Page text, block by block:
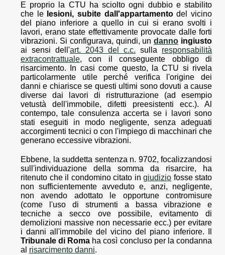
E proprio la CTU ha sciolto ogni dubbio e stabilito
che lelesioni, subite dall'appartamentodel vicino
del piano inferiore a quello in cui si erano svolti i
lavori, erano state effettivamente provocate dalle forti
vibrazioni. Si configurava, quindi, undanno ingiusto
ai sensi dell'art. 2043 del c.c. sulla responsabilità
extracontrattuale, con il conseguente obbligo di
risarcimento. In casi come questo, la CTU si rivela
particolarmente utile perché verifica l'origine dei
danni e chiarisce se questi ultimi sono dovuti a cause
diverse dai lavori di ristrutturazione (ad esempio
vetustà dell'immobile, difetti preesistenti ecc.). Al
contempo, tale consulenza accerta se i lavori sono
stati eseguiti in modo negligente, senza adeguati
accorgimenti tecnici o con l'impiego di macchinari che
generano eccessive vibrazioni.
Ebbene, la suddetta sentenza n. 9702, focalizzandosi
sull'individuazione della somma da risarcire, ha
ritenuto che il condomino citato in giudizio fosse stato
non sufficientemente avveduto e, anzi, negligente,
non avendo adottato le opportune contromisure
(come l'uso di strumenti a bassa vibrazione e
tecniche a secco ove possibile, evitamento di
demolizioni massive non necessarie ecc.) per evitare
i danni all'immobile del vicino del piano inferiore. Il
Tribunale di Roma ha così concluso per la condanna
al risarcimento danni.